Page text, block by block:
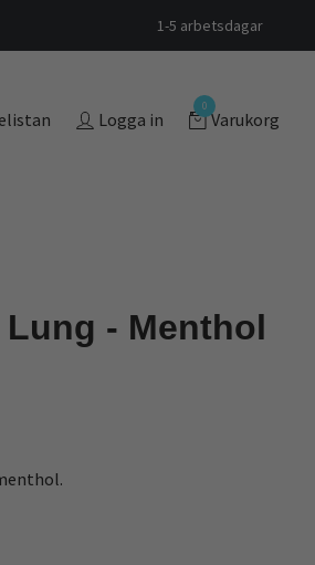
1-5 arbetsdagar
Logga in
0
Varukorg
- Menthol